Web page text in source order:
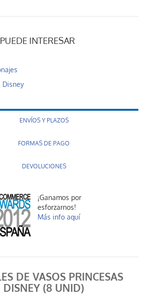
INTERESAR
Disney
ENVÍOS Y PLAZOS
FORMAS DE PAGO
DEVOLUCIONES
¡Ganamos por
esforzarnos!
Más info aquí
DE VASOS PRINCESAS
DISNEY (8 UNID)